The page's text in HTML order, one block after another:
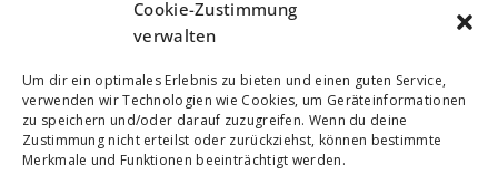
Cookie-Zustimmung
verwalten
Um dir ein optimales Erlebnis zu bieten und einen guten Service,
verwenden wir Technologien wie Cookies, um Geräteinformationen
zu speichern und/oder darauf zuzugreifen. Wenn du deine
Zustimmung nicht erteilst oder zurückziehst, können bestimmte
Merkmale und Funktionen beeinträchtigt werden.
…..PINOLA KOMMT ZURÜCK.
Mintal13